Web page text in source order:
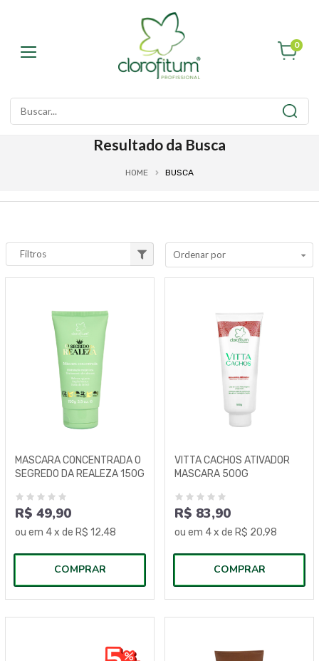
0
Resultado da Busca
HOME BUSCA
Filtros Ordenar por
MASCARA CONCENTRADA O
SEGREDO DA REALEZA 150G
R$ 49,90
ou em 4x de R$ 12,48
COMPRAR
VITTA CACHOS ATIVADOR
MASCARA 500G
R$ 83,90
ou em 4x de R$ 20,98
COMPRAR